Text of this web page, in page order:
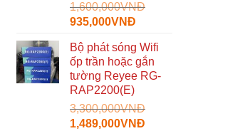
1,600,000VNĐ
Giá
là:
1,600,000VNĐ.
935,000VNĐ
tại
là:
935,000VNĐ.
Bộ phát sóng Wifi
ốp trần hoặc gắn
tường Reyee RG-
RAP2200(E)
3,300,000VNĐ
Giá
1,489,000VNĐ